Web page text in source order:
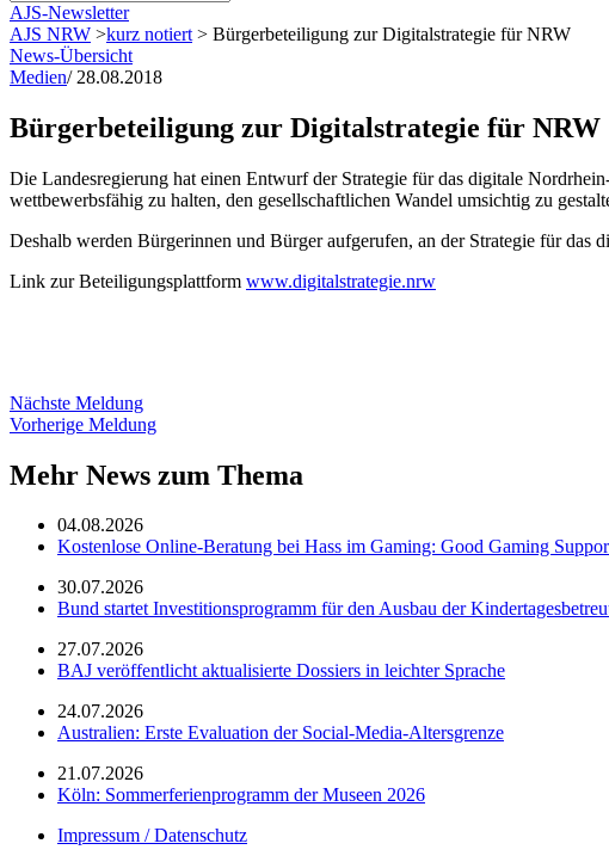
AJS-Newsletter
AJS NRW >kurz notiert > Bürgerbeteiligung zur Digitalstrategie für NRW
News-Übersicht
Medien/ 28.08.2018
Bürgerbeteiligung zur Digitalstrategie für NRW
Die Landesregierung hat einen Entwurf der Strategie für das digitale
wettbewerbsfähig zu halten, den gesellschaftlichen Wandel umsichtig zu
Deshalb werden Bürgerinnen und Bürger aufgerufen, an der Strategie für
Link zur Beteiligungsplattform www.digitalstrategie.nrw
Nächste Meldung
Vorherige Meldung
Mehr News zum Thema
04.08.2026
Kostenlose Online-Beratung bei Hass im Gaming: Good Gaming
30.07.2026
Bund startet Investitionsprogramm für den Ausbau der
27.07.2026
BAJ veröffentlicht aktualisierte Dossiers in leichter Sprache
24.07.2026
Australien: Erste Evaluation der Social-Media-Altersgrenze
21.07.2026
Köln: Sommerferienprogramm der Museen 2026
Impressum / Datenschutz